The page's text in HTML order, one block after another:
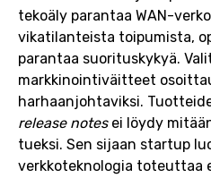
tekoäly parantaa WAN-
vikatilanteista toipumista,
parantaa suorituskykyä.
markkinointiväitteet
harhaanjohtaviksi.
release notesei löydy
tueksi. Sen sijaan startup
verkkoteknologia